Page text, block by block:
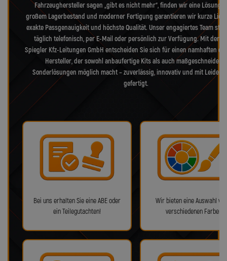
Fahrzeughersteller sagen „gibt es nicht mehr“, finden wir eine Lösung.
großem Lagerbestand und moderner Fertigung garantieren wir kurze
exakte Passgenauigkeit und höchste Qualität. Unser engagiertes Team
täglich telefonisch, per E-Mail oder persönlich zur Verfügung. Mit der
Spiegler Kfz-Leitungen GmbH entscheiden Sie sich für einen namhaften
Hersteller, der sowohl anbaufertige Kits als auch maßgeschneiderte
Sonderlösungen möglich macht – zuverlässig, innovativ und mit
gefertigt.
Bei uns erhalten Sie eine ABE oder
ein Teilegutachten!
Wir bieten eine Auswahl
verschiedenen Farben!